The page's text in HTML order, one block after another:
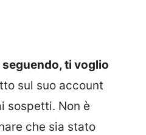
seguendo, ti voglio
sul suo account
sospetti. Non è
che sia stato